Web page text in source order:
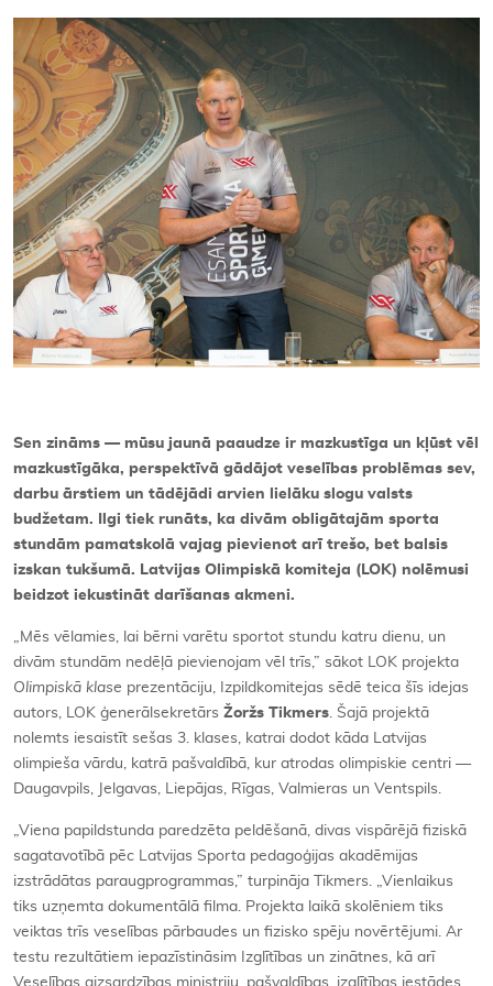
Kontakti
Sen zināms — mūsu jaunā paaudze ir mazkustīga un kļūst vēl
mazkustīgāka, perspektīvā gādājot veselības problēmas sev,
darbu ārstiem un tādējādi arvien lielāku slogu valsts
budžetam. Ilgi tiek runāts, ka divām obligātajām sporta
stundām pamatskolā vajag pievienot arī trešo, bet balsis
izskan tukšumā. Latvijas Olimpiskā komiteja (LOK) nolēmusi
beidzot iekustināt darīšanas akmeni.
„Mēs vēlamies, lai bērni varētu sportot stundu katru dienu, un
divām stundām nedēļā pievienojam vēl trīs,” sākot LOK projekta
Olimpiskā klase prezentāciju, Izpildkomitejas sēdē teica šīs idejas
autors, LOK ģenerālsekretārs Žoržs Tikmers. Šajā projektā
nolemts iesaistīt sešas 3. klases, katrai dodot kāda Latvijas
olimpieša vārdu, katrā pašvaldībā, kur atrodas olimpiskie centri —
Daugavpils, Jelgavas, Liepājas, Rīgas, Valmieras un Ventspils.
„Viena papildstunda paredzēta peldēšanā, divas vispārējā fiziskā
sagatavotībā pēc Latvijas Sporta pedagoģijas akadēmijas
izstrādātas paraugprogrammas,” turpināja Tikmers. „Vienlaikus
tiks uzņemta dokumentālā filma. Projekta laikā skolēniem tiks
veiktas trīs veselības pārbaudes un fizisko spēju novērtējumi. Ar
testu rezultātiem iepazīstināsim Izglītības un zinātnes, kā arī
Veselības aizsardzības ministriju, pašvaldības, izglītības iestādes